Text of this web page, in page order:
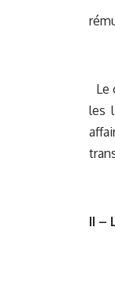
Le
les
II –